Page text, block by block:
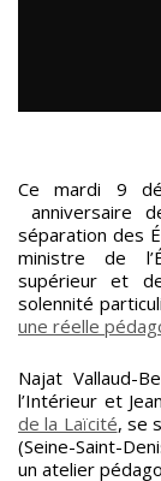
Ce mardi 9
anniversaire
séparation des
ministre de
supérieur et
solennité
une réelle
Najat Vallaud-
l’Intérieur et
de la Laïcité, se
(Seine-Saint-
un atelier